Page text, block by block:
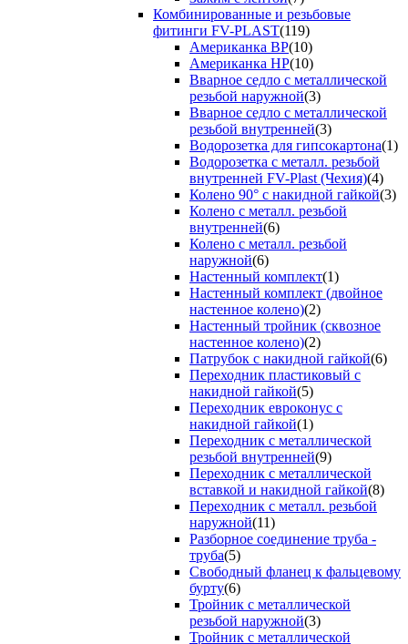
Комбинированные и резьбовые
фитинги FV-PLAST(119)
Американка ВР(10)
Американка НР(10)
Вварное седло с металлической
резьбой наружной(3)
Вварное седло с металлической
резьбой внутренней(3)
Водорозетка для гипсокартона(1)
Водорозетка с металл. резьбой
внутренней FV-Plast (Чехия)(4)
Колено 90° с накидной гайкой(3)
Колено с металл. резьбой
внутренней(6)
Колено с металл. резьбой
наружной(6)
Настенный комплект(1)
Настенный комплект (двойное
настенное колено)(2)
Настенный тройник (сквозное
настенное колено)(2)
Патрубок с накидной гайкой(6)
Переходник пластиковый с
накидной гайкой(5)
Переходник евроконус с
накидной гайкой(1)
Переходник с металлической
резьбой внутренней(9)
Переходник с металлической
вставкой и накидной гайкой(8)
Переходник с металл. резьбой
наружной(11)
Разборное соединение труба -
труба(5)
Свободный фланец к фальцевому
бурту(6)
Тройник с металлической
резьбой наружной(3)
Тройник с металлической